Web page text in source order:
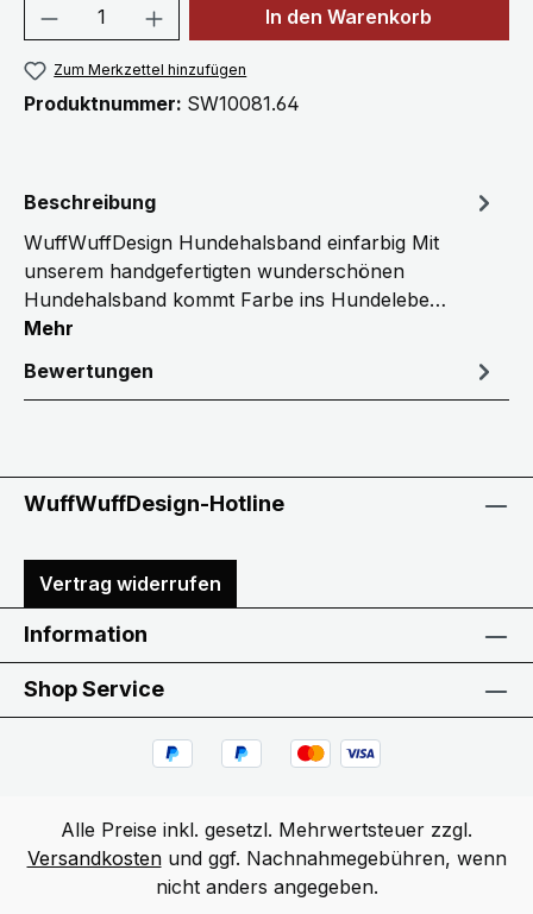
Produkt Anzahl: Gib denIn den Warenkorb
Zum Merkzettel hinzufügen
Produktnummer: SW10081.64
Beschreibung
WuffWuffDesign Hundehalsband einfarbig Mit
unserem handgefertigten wunderschönen
Hundehalsband kommt Farbe ins Hundelebe…
Mehr
Bewertungen
WuffWuffDesign-Hotline
Vertrag widerrufen
Information
Shop Service
Alle Preise inkl. gesetzl. Mehrwertsteuer zzgl.
Versandkostenund ggf. Nachnahmegebühren, wenn
nicht anders angegeben.